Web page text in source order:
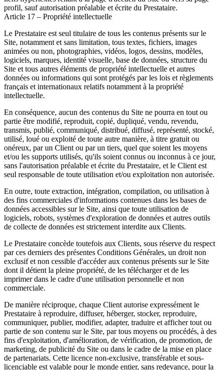
profil, sauf autorisation préalable et écrite du Prestataire.
Article 17 – Propriété intellectuelle
Le Prestataire est seul titulaire de tous les contenus présents sur le
Site, notamment et sans limitation, tous textes, fichiers, images
animées ou non, photographies, vidéos, logos, dessins, modèles,
logiciels, marques, identité visuelle, base de données, structure du
Site et tous autres éléments de propriété intellectuelle et autres
données ou informations qui sont protégés par les lois et règlements
français et internationaux relatifs notamment à la propriété
intellectuelle.
En conséquence, aucun des contenus du Site ne pourra en tout ou
partie être modifié, reproduit, copié, dupliqué, vendu, revendu,
transmis, publié, communiqué, distribué, diffusé, représenté, stocké,
utilisé, loué ou exploité de toute autre manière, à titre gratuit ou
onéreux, par un Client ou par un tiers, quel que soient les moyens
et/ou les supports utilisés, qu'ils soient connus ou inconnus à ce jour,
sans l'autorisation préalable et écrite du Prestataire, et le Client est
seul responsable de toute utilisation et/ou exploitation non autorisée.
En outre, toute extraction, intégration, compilation, ou utilisation à
des fins commerciales d'informations contenues dans les bases de
données accessibles sur le Site, ainsi que toute utilisation de
logiciels, robots, systèmes d'exploration de données et autres outils
de collecte de données est strictement interdite aux Clients.
Le Prestataire concède toutefois aux Clients, sous réserve du respect
par ces derniers des présentes Conditions Générales, un droit non
exclusif et non cessible d'accéder aux contenus présents sur le Site
dont il détient la pleine propriété, de les télécharger et de les
imprimer dans le cadre d'une utilisation personnelle et non
commerciale.
De manière réciproque, chaque Client autorise expressément le
Prestataire à reproduire, diffuser, héberger, stocker, reproduire,
communiquer, publier, modifier, adapter, traduire et afficher tout ou
partie de son contenu sur le Site, par tous moyens ou procédés, à des
fins d'exploitation, d'amélioration, de vérification, de promotion, de
marketing, de publicité du Site ou dans le cadre de la mise en place
de partenariats. Cette licence non-exclusive, transférable et sous-
licenciable est valable pour le monde entier, sans redevance, pour la